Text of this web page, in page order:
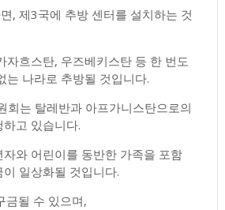
, 제3국에 추방 센터를 설치하는 것
자흐스탄, 우즈베키스탄 등 한 번도
는 나라로 추방될 것입니다.
회는 탈레반과 아프가니스탄으로의
고 있습니다.
와 어린이를 동반한 가족을 포함
일상화될 것입니다.
금될 수 있으며,